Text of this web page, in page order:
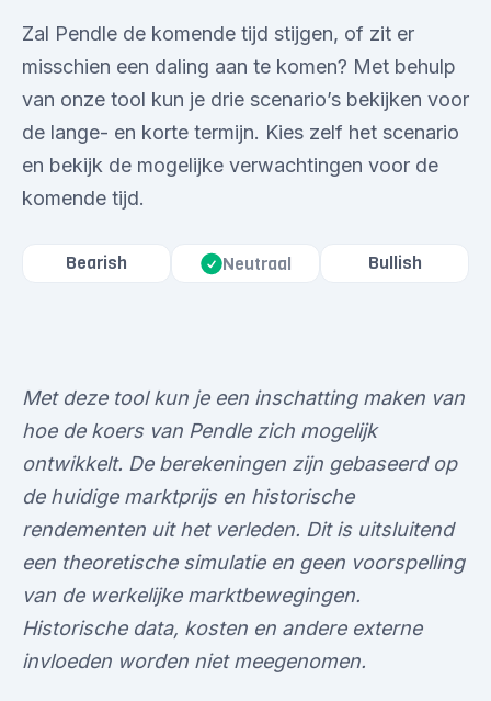
Zal Pendle de komende tijd stijgen, of zit er
misschien een daling aan te komen? Met behulp
van onze tool kun je drie scenario’s bekijken voor
de lange- en korte termijn. Kies zelf het scenario
en bekijk de mogelijke verwachtingen voor de
komende tijd.
Bearish Neutraal Bullish
Met deze tool kun je een inschatting maken van
hoe de koers van Pendle zich mogelijk
ontwikkelt. De berekeningen zijn gebaseerd op
de huidige marktprijs en historische
rendementen uit het verleden. Dit is uitsluitend
een theoretische simulatie en geen voorspelling
van de werkelijke marktbewegingen.
Historische data, kosten en andere externe
invloeden worden niet meegenomen.